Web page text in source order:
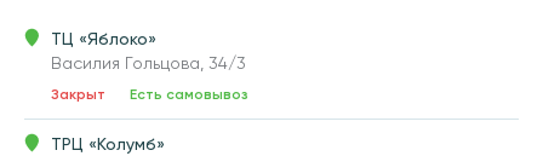
ТЦ «Яблоко»
Василия Гольцова, 34/3
Закрыт Есть самовывоз
ТРЦ «Колумб»